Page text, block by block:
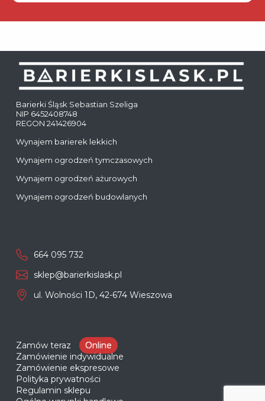
Barierki Śląsk Sebastian Szeliga
NIP 6452408748
REGON 241426904
Wynajem barierek lekkich
Wynajem ogrodzeń tymczasowych
Wynajem ogrodzeń ażurowych
Wynajem ogrodzeń budowlanych
664 095 732
sklep@barierkislask.pl
ul. Wolności 1D, 42-674 Wieszowa
Zamów teraz
Online
Zamówienie indywidualne
Zamówienie ekspresowe
Polityka prywatności
Regulamin sklepu